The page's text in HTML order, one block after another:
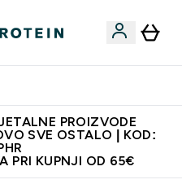
PROIZVODE
SVE OSTALO | KOD:
PRI KUPNJI OD 65€